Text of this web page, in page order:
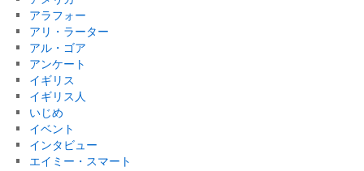
アラフォー
アリ・ラーター
アル・ゴア
アンケート
イギリス
イギリス人
いじめ
イベント
インタビュー
エイミー・スマート